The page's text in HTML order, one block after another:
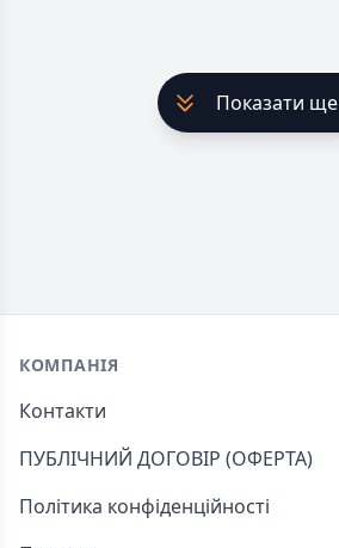
Показати ще
Footer
КОМПАНІЯ
Контакти
ПУБЛІЧНИЙ ДОГОВІР (ОФЕРТА)
Політика конфіденційності